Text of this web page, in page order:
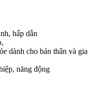
hấp dẫn
dành cho bản thân và gia
năng động